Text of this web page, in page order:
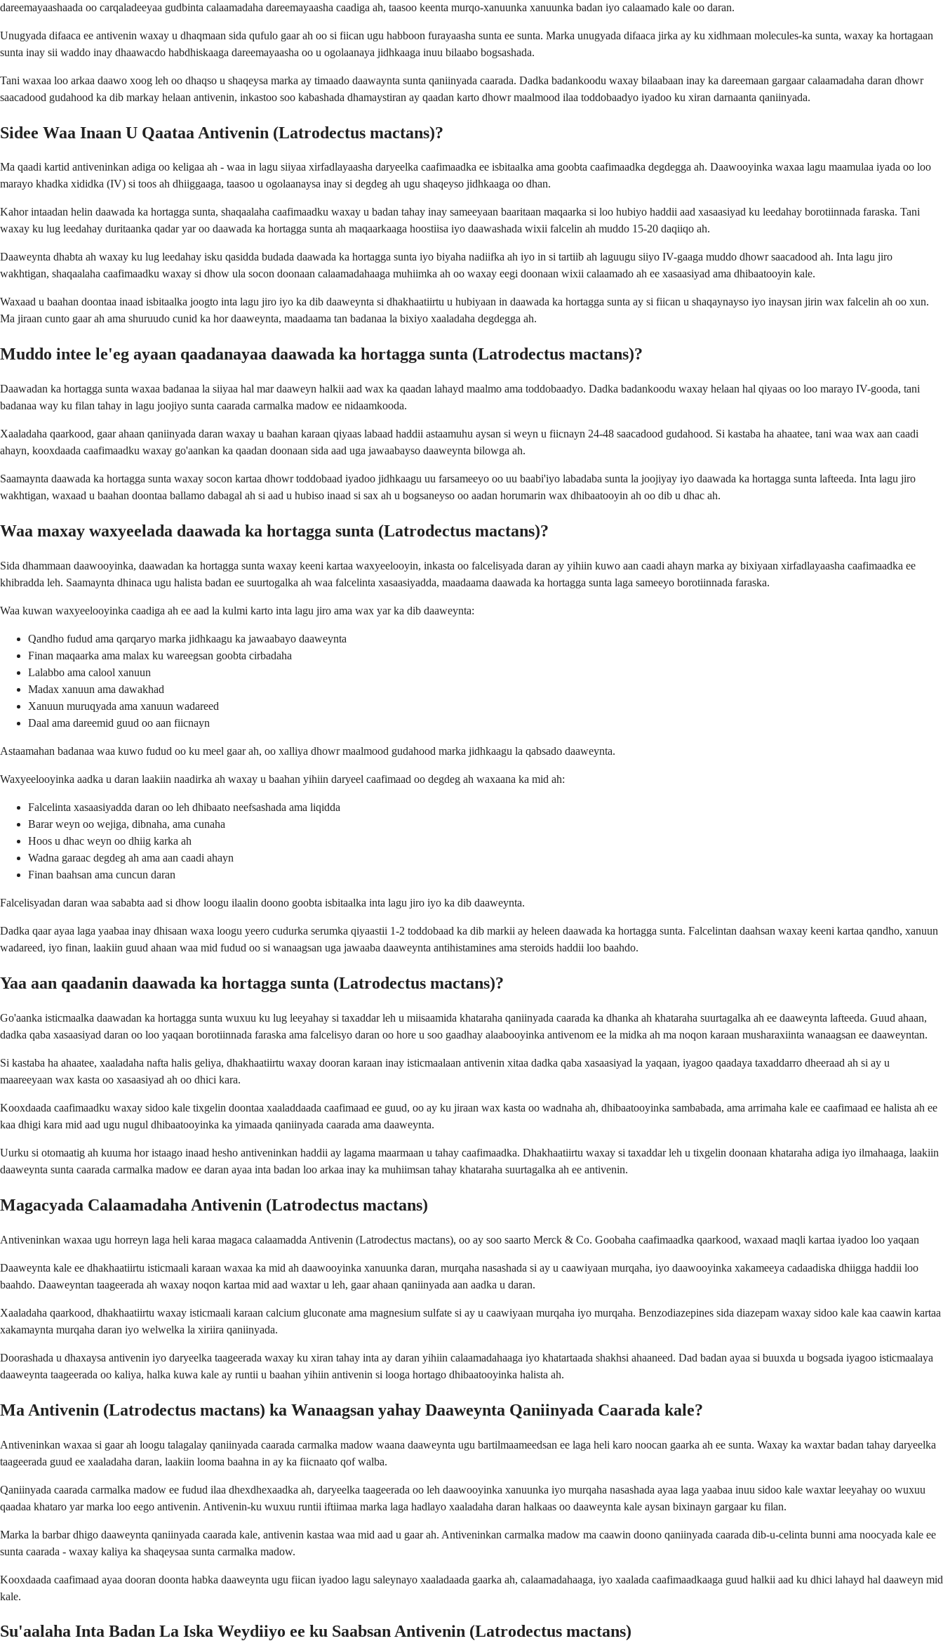
dareemayaashaada oo carqaladeeyaa gudbinta calaamadaha dareemayaasha caadiga ah, taasoo keenta murqo-xanuunka xanuunka badan iyo calaamado kale oo daran.
Unugyada difaaca ee antivenin waxay u dhaqmaan sida qufulo gaar ah oo si fiican ugu habboon furayaasha sunta ee sunta. Marka unugyada difaaca jirka ay ku xidhmaan molecules-ka sunta, waxay ka hortagaan
sunta inay sii waddo inay dhaawacdo habdhiskaaga dareemayaasha oo u ogolaanaya jidhkaaga inuu bilaabo bogsashada.
Tani waxaa loo arkaa daawo xoog leh oo dhaqso u shaqeysa marka ay timaado daawaynta sunta qaniinyada caarada. Dadka badankoodu waxay bilaabaan inay ka dareemaan gargaar calaamadaha daran dhowr
saacadood gudahood ka dib markay helaan antivenin, inkastoo soo kabashada dhamaystiran ay qaadan karto dhowr maalmood ilaa toddobaadyo iyadoo ku xiran darnaanta qaniinyada.
Sidee Waa Inaan U Qaataa Antivenin (Latrodectus mactans)?
Ma qaadi kartid antiveninkan adiga oo keligaa ah - waa in lagu siiyaa xirfadlayaasha daryeelka caafimaadka ee isbitaalka ama goobta caafimaadka degdegga ah. Daawooyinka waxaa lagu maamulaa iyada oo loo
marayo khadka xididka (IV) si toos ah dhiiggaaga, taasoo u ogolaanaysa inay si degdeg ah ugu shaqeyso jidhkaaga oo dhan.
Kahor intaadan helin daawada ka hortagga sunta, shaqaalaha caafimaadku waxay u badan tahay inay sameeyaan baaritaan maqaarka si loo hubiyo haddii aad xasaasiyad ku leedahay borotiinnada faraska. Tani
waxay ku lug leedahay duritaanka qadar yar oo daawada ka hortagga sunta ah maqaarkaaga hoostiisa iyo daawashada wixii falcelin ah muddo 15-20 daqiiqo ah.
Daaweynta dhabta ah waxay ku lug leedahay isku qasidda budada daawada ka hortagga sunta iyo biyaha nadiifka ah iyo in si tartiib ah laguugu siiyo IV-gaaga muddo dhowr saacadood ah. Inta lagu jiro
wakhtigan, shaqaalaha caafimaadku waxay si dhow ula socon doonaan calaamadahaaga muhiimka ah oo waxay eegi doonaan wixii calaamado ah ee xasaasiyad ama dhibaatooyin kale.
Waxaad u baahan doontaa inaad isbitaalka joogto inta lagu jiro iyo ka dib daaweynta si dhakhaatiirtu u hubiyaan in daawada ka hortagga sunta ay si fiican u shaqaynayso iyo inaysan jirin wax falcelin ah oo xun.
Ma jiraan cunto gaar ah ama shuruudo cunid ka hor daaweynta, maadaama tan badanaa la bixiyo xaaladaha degdegga ah.
Muddo intee le'eg ayaan qaadanayaa daawada ka hortagga sunta (Latrodectus mactans)?
Daawadan ka hortagga sunta waxaa badanaa la siiyaa hal mar daaweyn halkii aad wax ka qaadan lahayd maalmo ama toddobaadyo. Dadka badankoodu waxay helaan hal qiyaas oo loo marayo IV-gooda, tani
badanaa way ku filan tahay in lagu joojiyo sunta caarada carmalka madow ee nidaamkooda.
Xaaladaha qaarkood, gaar ahaan qaniinyada daran waxay u baahan karaan qiyaas labaad haddii astaamuhu aysan si weyn u fiicnayn 24-48 saacadood gudahood. Si kastaba ha ahaatee, tani waa wax aan caadi
ahayn, kooxdaada caafimaadku waxay go'aankan ka qaadan doonaan sida aad uga jawaabayso daaweynta bilowga ah.
Saamaynta daawada ka hortagga sunta waxay socon kartaa dhowr toddobaad iyadoo jidhkaagu uu farsameeyo oo uu baabi'iyo labadaba sunta la joojiyay iyo daawada ka hortagga sunta lafteeda. Inta lagu jiro
wakhtigan, waxaad u baahan doontaa ballamo dabagal ah si aad u hubiso inaad si sax ah u bogsaneyso oo aadan horumarin wax dhibaatooyin ah oo dib u dhac ah.
Waa maxay waxyeelada daawada ka hortagga sunta (Latrodectus mactans)?
Sida dhammaan daawooyinka, daawadan ka hortagga sunta waxay keeni kartaa waxyeelooyin, inkasta oo falcelisyada daran ay yihiin kuwo aan caadi ahayn marka ay bixiyaan xirfadlayaasha caafimaadka ee
khibradda leh. Saamaynta dhinaca ugu halista badan ee suurtogalka ah waa falcelinta xasaasiyadda, maadaama daawada ka hortagga sunta laga sameeyo borotiinnada faraska.
Waa kuwan waxyeelooyinka caadiga ah ee aad la kulmi karto inta lagu jiro ama wax yar ka dib daaweynta:
Qandho fudud ama qarqaryo marka jidhkaagu ka jawaabayo daaweynta
Finan maqaarka ama malax ku wareegsan goobta cirbadaha
Lalabbo ama calool xanuun
Madax xanuun ama dawakhad
Xanuun muruqyada ama xanuun wadareed
Daal ama dareemid guud oo aan fiicnayn
Astaamahan badanaa waa kuwo fudud oo ku meel gaar ah, oo xalliya dhowr maalmood gudahood marka jidhkaagu la qabsado daaweynta.
Waxyeelooyinka aadka u daran laakiin naadirka ah waxay u baahan yihiin daryeel caafimaad oo degdeg ah waxaana ka mid ah:
Falcelinta xasaasiyadda daran oo leh dhibaato neefsashada ama liqidda
Barar weyn oo wejiga, dibnaha, ama cunaha
Hoos u dhac weyn oo dhiig karka ah
Wadna garaac degdeg ah ama aan caadi ahayn
Finan baahsan ama cuncun daran
Falcelisyadan daran waa sababta aad si dhow loogu ilaalin doono goobta isbitaalka inta lagu jiro iyo ka dib daaweynta.
Dadka qaar ayaa laga yaabaa inay dhisaan waxa loogu yeero cudurka serumka qiyaastii 1-2 toddobaad ka dib markii ay heleen daawada ka hortagga sunta. Falcelintan daahsan waxay keeni kartaa qandho, xanuun
wadareed, iyo finan, laakiin guud ahaan waa mid fudud oo si wanaagsan uga jawaaba daaweynta antihistamines ama steroids haddii loo baahdo.
Yaa aan qaadanin daawada ka hortagga sunta (Latrodectus mactans)?
Go'aanka isticmaalka daawadan ka hortagga sunta wuxuu ku lug leeyahay si taxaddar leh u miisaamida khataraha qaniinyada caarada ka dhanka ah khataraha suurtagalka ah ee daaweynta lafteeda. Guud ahaan,
dadka qaba xasaasiyad daran oo loo yaqaan borotiinnada faraska ama falcelisyo daran oo hore u soo gaadhay alaabooyinka antivenom ee la midka ah ma noqon karaan musharaxiinta wanaagsan ee daaweyntan.
Si kastaba ha ahaatee, xaaladaha nafta halis geliya, dhakhaatiirtu waxay dooran karaan inay isticmaalaan antivenin xitaa dadka qaba xasaasiyad la yaqaan, iyagoo qaadaya taxaddarro dheeraad ah si ay u
maareeyaan wax kasta oo xasaasiyad ah oo dhici kara.
Kooxdaada caafimaadku waxay sidoo kale tixgelin doontaa xaaladdaada caafimaad ee guud, oo ay ku jiraan wax kasta oo wadnaha ah, dhibaatooyinka sambabada, ama arrimaha kale ee caafimaad ee halista ah ee
kaa dhigi kara mid aad ugu nugul dhibaatooyinka ka yimaada qaniinyada caarada ama daaweynta.
Uurku si otomaatig ah kuuma hor istaago inaad hesho antiveninkan haddii ay lagama maarmaan u tahay caafimaadka. Dhakhaatiirtu waxay si taxaddar leh u tixgelin doonaan khataraha adiga iyo ilmahaaga, laakiin
daaweynta sunta caarada carmalka madow ee daran ayaa inta badan loo arkaa inay ka muhiimsan tahay khataraha suurtagalka ah ee antivenin.
Magacyada Calaamadaha Antivenin (Latrodectus mactans)
Antiveninkan waxaa ugu horreyn laga heli karaa magaca calaamadda Antivenin (Latrodectus mactans), oo ay soo saarto Merck & Co. Goobaha caafimaadka qaarkood, waxaad maqli kartaa iyadoo loo yaqaan
Daaweynta kale ee dhakhaatiirtu isticmaali karaan waxaa ka mid ah daawooyinka xanuunka daran, murqaha nasashada si ay u caawiyaan murqaha, iyo daawooyinka xakameeya cadaadiska dhiigga haddii loo
baahdo. Daaweyntan taageerada ah waxay noqon kartaa mid aad waxtar u leh, gaar ahaan qaniinyada aan aadka u daran.
Xaaladaha qaarkood, dhakhaatiirtu waxay isticmaali karaan calcium gluconate ama magnesium sulfate si ay u caawiyaan murqaha iyo murqaha. Benzodiazepines sida diazepam waxay sidoo kale kaa caawin kartaa
xakamaynta murqaha daran iyo welwelka la xiriira qaniinyada.
Doorashada u dhaxaysa antivenin iyo daryeelka taageerada waxay ku xiran tahay inta ay daran yihiin calaamadahaaga iyo khatartaada shakhsi ahaaneed. Dad badan ayaa si buuxda u bogsada iyagoo isticmaalaya
daaweynta taageerada oo kaliya, halka kuwa kale ay runtii u baahan yihiin antivenin si looga hortago dhibaatooyinka halista ah.
Ma Antivenin (Latrodectus mactans) ka Wanaagsan yahay Daaweynta Qaniinyada Caarada kale?
Antiveninkan waxaa si gaar ah loogu talagalay qaniinyada caarada carmalka madow waana daaweynta ugu bartilmaameedsan ee laga heli karo noocan gaarka ah ee sunta. Waxay ka waxtar badan tahay daryeelka
taageerada guud ee xaaladaha daran, laakiin looma baahna in ay ka fiicnaato qof walba.
Qaniinyada caarada carmalka madow ee fudud ilaa dhexdhexaadka ah, daryeelka taageerada oo leh daawooyinka xanuunka iyo murqaha nasashada ayaa laga yaabaa inuu sidoo kale waxtar leeyahay oo wuxuu
qaadaa khataro yar marka loo eego antivenin. Antivenin-ku wuxuu runtii iftiimaa marka laga hadlayo xaaladaha daran halkaas oo daaweynta kale aysan bixinayn gargaar ku filan.
Marka la barbar dhigo daaweynta qaniinyada caarada kale, antivenin kastaa waa mid aad u gaar ah. Antiveninkan carmalka madow ma caawin doono qaniinyada caarada dib-u-celinta bunni ama noocyada kale ee
sunta caarada - waxay kaliya ka shaqeysaa sunta carmalka madow.
Kooxdaada caafimaad ayaa dooran doonta habka daaweynta ugu fiican iyadoo lagu saleynayo xaaladaada gaarka ah, calaamadahaaga, iyo xaalada caafimaadkaaga guud halkii aad ku dhici lahayd hal daaweyn mid
kale.
Su'aalaha Inta Badan La Iska Weydiiyo ee ku Saabsan Antivenin (Latrodectus mactans)